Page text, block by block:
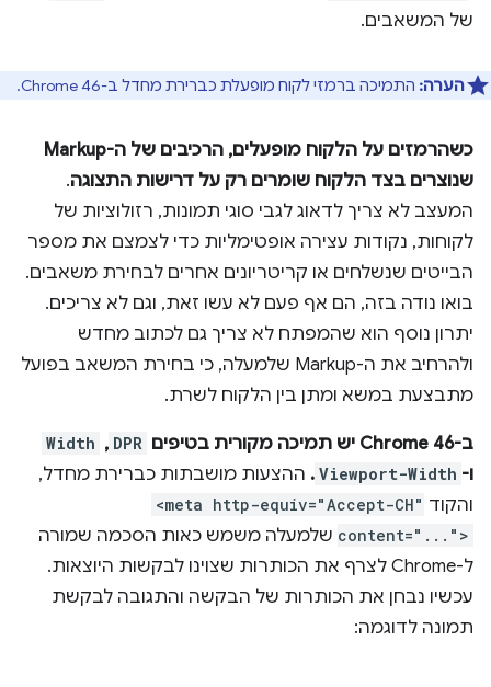
של המשאבים.
הערה: התמיכה ברמזי לקוח מופעלת כברירת מחדל ב-Chrome 46.
כשהרמזים על הלקוח מופעלים, הרכיבים של ה-Markup
שנוצרים בצד הלקוח שומרים רק על דרישות התצוגה.
המעצב לא צריך לדאוג לגבי סוגי תמונות, רזולוציות של
לקוחות, נקודות עצירה אופטימליות כדי לצמצם את מספר
הבייטים שנשלחים או קריטריונים אחרים לבחירת משאבים.
בואו נודה בזה, הם אף פעם לא עשו זאת, וגם לא צריכים.
יתרון נוסף הוא שהמפתח לא צריך גם לכתוב מחדש
ולהרחיב את ה-Markup שלמעלה, כי בחירת המשאב בפועל
מתבצעת במשא ומתן בין הלקוח לשרת.
ב-Chrome 46 יש תמיכה מקורית בטיפים DPR
,
Width
ו- Viewport-Width
. ההצעות מושבתות כברירת מחדל,
והקוד <meta http-equiv="Accept-CH"
content="..."> שלמעלה משמש כאות הסכמה שמורה
ל-Chrome לצרף את הכותרות שצוינו לבקשות היוצאות.
עכשיו נבחן את הכותרות של הבקשה והתגובה לבקשת
תמונה לדוגמה: